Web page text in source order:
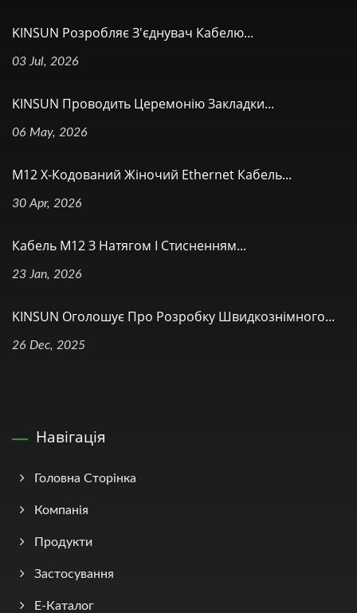
KINSUN Розробляє З'єднувач Кабелю...
03 Jul, 2026
KINSUN Проводить Церемонію Закладки...
06 May, 2026
M12 X-Кодований Жіночий Ethernet Кабель...
30 Apr, 2026
Кабель M12 З Натягом І Стисненням...
23 Jan, 2026
KINSUN Оголошує Про Розробку Швидкознімного...
26 Dec, 2025
Навігація
Головна Сторінка
Компанія
Продукти
Застосування
Е-Каталог